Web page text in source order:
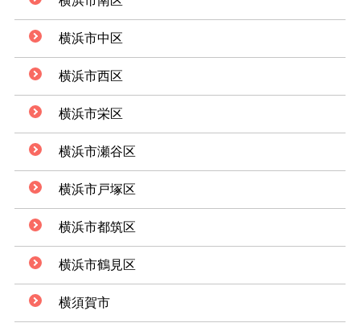
横浜市中区
横浜市西区
横浜市栄区
横浜市瀬谷区
横浜市戸塚区
横浜市都筑区
横浜市鶴見区
横須賀市